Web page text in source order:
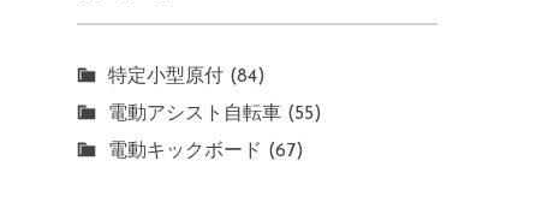
特定小型原付 (84)
電動アシスト自転車 (55)
電動キックボード (67)